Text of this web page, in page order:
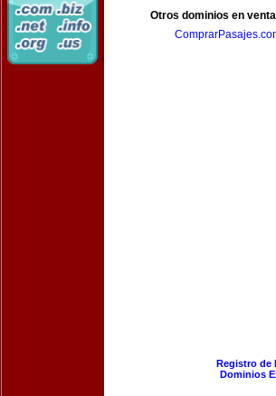
Otros dominios en
Registro de
Dominios